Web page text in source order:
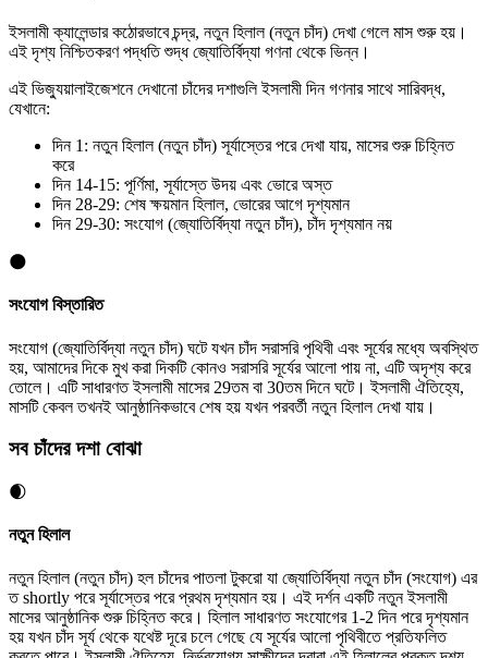
ইসলামী ক্যালেন্ডার কঠোরভাবে চন্দ্র, নতুন হিলাল (নতুন চাঁদ) দেখা গেলে মাস শুরু হয়।
এই দৃশ্য নিশ্চিতকরণ পদ্ধতি শুদ্ধ জ্যোতির্বিদ্যা গণনা থেকে ভিন্ন।
এই ভিজ্যুয়ালাইজেশনে দেখানো চাঁদের দশাগুলি ইসলামী দিন গণনার সাথে সারিবদ্ধ,
যেখানে:
দিন 1: নতুন হিলাল (নতুন চাঁদ) সূর্যাস্তের পরে দেখা যায়, মাসের শুরু চিহ্নিত
করে
দিন 14-15: পূর্ণিমা, সূর্যাস্তে উদয় এবং ভোরে অস্ত
দিন 28-29: শেষ ক্ষয়মান হিলাল, ভোরের আগে দৃশ্যমান
দিন 29-30: সংযোগ (জ্যোতির্বিদ্যা নতুন চাঁদ), চাঁদ দৃশ্যমান নয়
🌑
সংযোগ বিস্তারিত
সংযোগ (জ্যোতির্বিদ্যা নতুন চাঁদ) ঘটে যখন চাঁদ সরাসরি পৃথিবী এবং সূর্যের মধ্যে অবস্থিত
হয়, আমাদের দিকে মুখ করা দিকটি কোনও সরাসরি সূর্যের আলো পায় না, এটি অদৃশ্য করে
তোলে। এটি সাধারণত ইসলামী মাসের 29তম বা 30তম দিনে ঘটে। ইসলামী ঐতিহ্যে,
মাসটি কেবল তখনই আনুষ্ঠানিকভাবে শেষ হয় যখন পরবর্তী নতুন হিলাল দেখা যায়।
সব চাঁদের দশা বোঝা
🌒
নতুন হিলাল
নতুন হিলাল (নতুন চাঁদ) হল চাঁদের পাতলা টুকরো যা জ্যোতির্বিদ্যা নতুন চাঁদ (সংযোগ) এর
ত shortly পরে সূর্যাস্তের পরে প্রথম দৃশ্যমান হয়। এই দর্শন একটি নতুন ইসলামী
মাসের আনুষ্ঠানিক শুরু চিহ্নিত করে। হিলাল সাধারণত সংযোগের 1-2 দিন পরে দৃশ্যমান
হয় যখন চাঁদ সূর্য থেকে যথেষ্ট দূরে চলে গেছে যে সূর্যের আলো পৃথিবীতে প্রতিফলিত